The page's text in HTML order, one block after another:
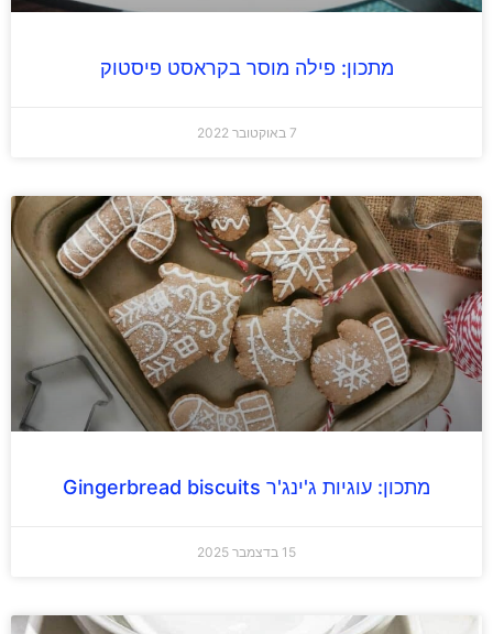
מתכון: פילה מוסר בקראסט פיסטוק
מתכון: עוגיות ג'ינג'ר Gingerbread biscuits